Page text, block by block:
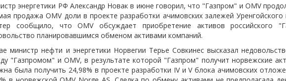
энергетики РФ Александр Новак в июне говорил, что "Газпром" и OMV
продажа OMV доли в проекте разработки ачимовских залежей
сообщило, что OMV обсуждает приобретение активов российского
планировавшимся обменом активами компаний.
министр нефти и энергетики Норвегии Терье Совкинес высказал
"Газпромом" и OMV, в результате которой "Газпром" получит норвежские
была получить 24,98% в проекте разработки IV и V блока ачимовских